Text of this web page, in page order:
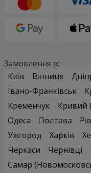
Замовлення в:
Київ
Вінниця
Івано-Франківськ
Кременчук
Кривий
Одеса
Полтава
Ужгород
Харків
Черкаси
Чернівці
Самар